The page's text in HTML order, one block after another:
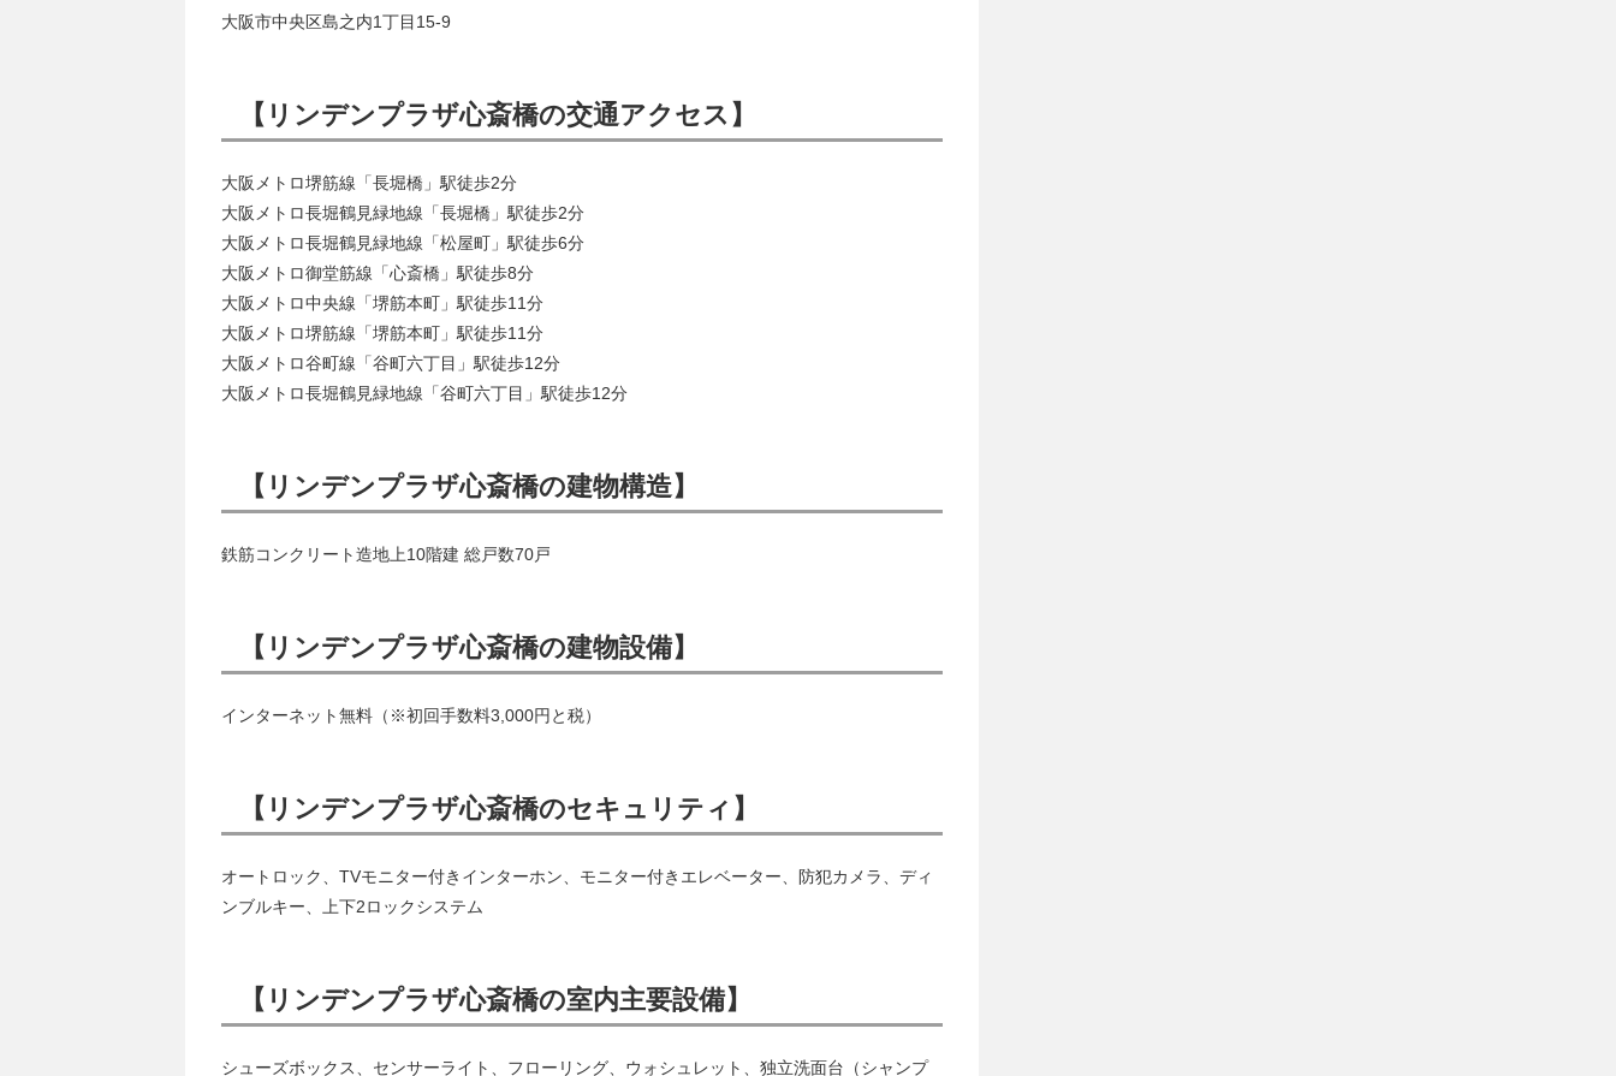
大阪市中央区島之内1丁目15-9
【リンデンプラザ心斎橋の交通アクセス】
大阪メトロ堺筋線「長堀橋」駅徒歩2分
大阪メトロ長堀鶴見緑地線「長堀橋」駅徒歩2分
大阪メトロ長堀鶴見緑地線「松屋町」駅徒歩6分
大阪メトロ御堂筋線「心斎橋」駅徒歩8分
大阪メトロ中央線「堺筋本町」駅徒歩11分
大阪メトロ堺筋線「堺筋本町」駅徒歩11分
大阪メトロ谷町線「谷町六丁目」駅徒歩12分
大阪メトロ長堀鶴見緑地線「谷町六丁目」駅徒歩12分
【リンデンプラザ心斎橋の建物構造】
鉄筋コンクリート造地上10階建 総戸数70戸
【リンデンプラザ心斎橋の建物設備】
インターネット無料（※初回手数料3,000円と税）
【リンデンプラザ心斎橋のセキュリティ】
オートロック、TVモニター付きインターホン、モニター付きエレベーター、防犯カメラ、ディ
ンブルキー、上下2ロックシステム
【リンデンプラザ心斎橋の室内主要設備】
シューズボックス、センサーライト、フローリング、ウォシュレット、独立洗面台（シャンプ